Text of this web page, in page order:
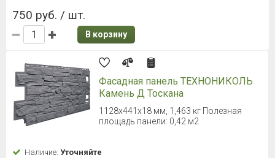
750 руб. / шт.
В корзину
Фасадная панель ТЕХНОНИКОЛЬ
Камень Д Тоскана
1128х441х18 мм, 1,463 кг Полезная
площадь панели: 0,42 м2
Наличие: Уточняйте